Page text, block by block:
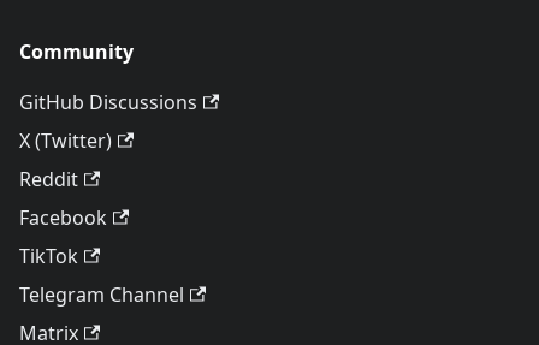
Community
GitHub Discussions
X (Twitter)
Reddit
Facebook
TikTok
Telegram Channel
Matrix